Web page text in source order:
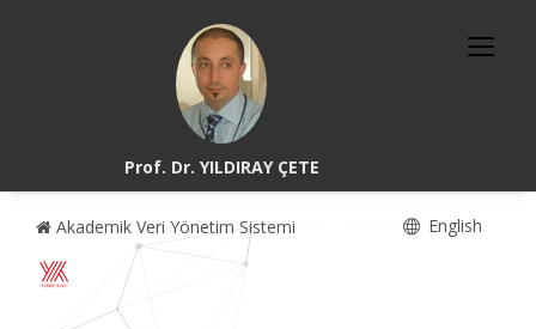
Prof. Dr. YILDIRAY ÇETE
Akademik Veri Yönetim Sistemi English